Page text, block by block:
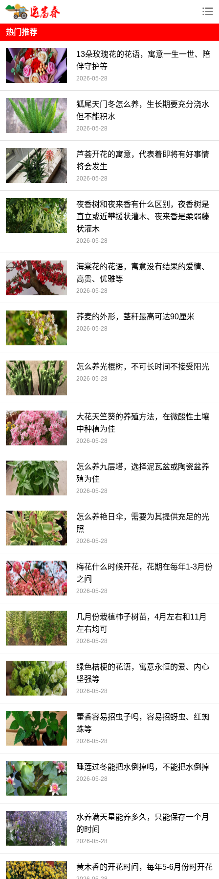
热门推荐
13朵玫瑰花的花语，寓意一生一世、陪
伴守护等
2026-05-28
狐尾天门冬怎么养，生长期要充分浇水
但不能积水
2026-05-28
芦荟开花的寓意，代表着即将有好事情
将会发生
2026-05-28
夜香树和夜来香有什么区别，夜香树是
直立或近攀援状灌木、夜来香是柔弱藤
状灌木
2026-05-28
海棠花的花语，寓意没有结果的爱情、
高贵、优雅等
2026-05-28
荞麦的外形，茎秆最高可达90厘米
2026-05-28
怎么养光棍树，不可长时间不接受阳光
2026-05-28
大花天竺葵的养殖方法，在微酸性土壤
中种植为佳
2026-05-28
怎么养九层塔，选择泥瓦盆或陶瓷盆养
殖为佳
2026-05-28
怎么养艳日伞，需要为其提供充足的光
照
2026-05-28
梅花什么时候开花，花期在每年1-3月份
之间
2026-05-28
几月份栽植柿子树苗，4月左右和11月
左右均可
2026-05-28
绿色桔梗的花语，寓意永恒的爱、内心
坚强等
2026-05-28
藿香容易招虫子吗，容易招蚜虫、红蜘
蛛等
2026-05-28
睡莲过冬能把水倒掉吗，不能把水倒掉
2026-05-28
水养满天星能养多久，只能保存一个月
的时间
2026-05-28
黄木香的开花时间，每年5-6月份时开花